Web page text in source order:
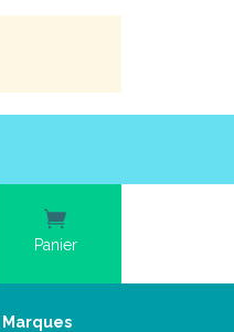
Panier
Marques